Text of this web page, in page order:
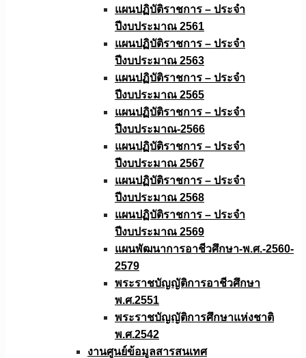
แผนปฏิบัติราชการ – ประจำ
ปีงบประมาณ 2561
แผนปฏิบัติราชการ – ประจำ
ปีงบประมาณ 2563
แผนปฏิบัติราชการ – ประจำ
ปีงบประมาณ 2565
แผนปฏิบัติราชการ – ประจำ
ปีงบประมาณ-2566
แผนปฏิบัติราชการ – ประจำ
ปีงบประมาณ 2567
แผนปฏิบัติราชการ – ประจำ
ปีงบประมาณ 2568
แผนปฏิบัติราชการ – ประจำ
ปีงบประมาณ 2569
แผนพัฒนาการอาชีวศึกษา-พ.ศ.-2560-
2579
พระราชบัญญัติการอาชีวศึกษา
พ.ศ.2551
พระราชบัญญัติการศึกษาแห่งชาติ
พ.ศ.2542
งานศูนย์ข้อมูลสารสนเทศ